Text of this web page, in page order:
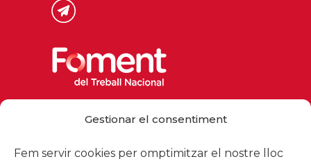
Gestionar el consentiment
Fem servir cookies per omptimitzar el nostre lloc
foment@foment.com